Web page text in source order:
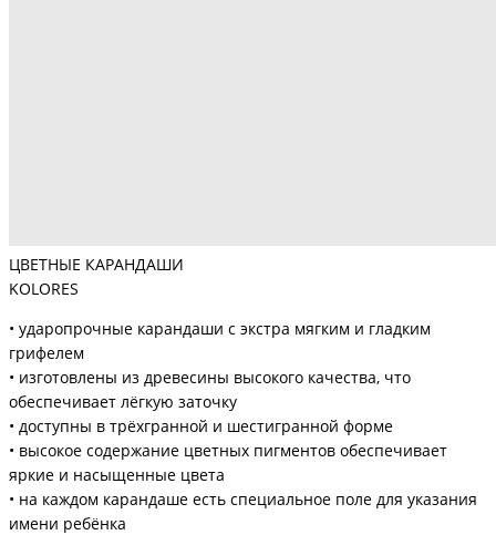
ЦВЕТНЫЕ КАРАНДАШИ
KOLORES
• ударопрочные карандаши с экстра мягким и гладким
грифелем
• изготовлены из древесины высокого качества, что
обеспечивает лёгкую заточку
• доступны в трёхгранной и шестигранной форме
• высокое содержание цветных пигментов обеспечивает
яркие и насыщенные цвета
• на каждом карандаше есть специальное поле для указания
имени ребёнка